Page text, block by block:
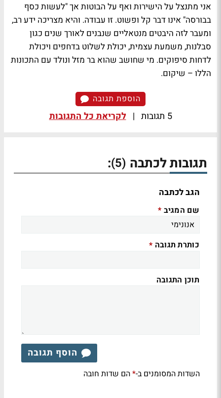
אני מתנצל על הישירות ואף על הבוטות אך "לעשות כסף
בבורסה" אינו דבר קל ופשוט. זו עבודה. והיא מצריכה ידע רב,
ומעבר לזה היבטים מנטאליים שנבנים לאורך שנים כגון
סבלנות, משמעת עצמית, יכולת לשלוט בדחפים ויכולת
לדחות סיפוקים. מי שחושב שהוא בר מזל ונולד עם התכונות
הללו – שיקום.
הוספת תגובה
5 תגובות | לקריאת כל התגובות
תגובות לכתבה (5)
:
הגב לכתבה
שם המגיב *
כותרת תגובה *
תוכן התגובה
הוסף תגובה
השדות המסומנים ב-*הם שדות חובה